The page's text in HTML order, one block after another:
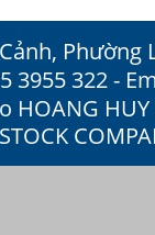
Phường
3955 322 -
HUY